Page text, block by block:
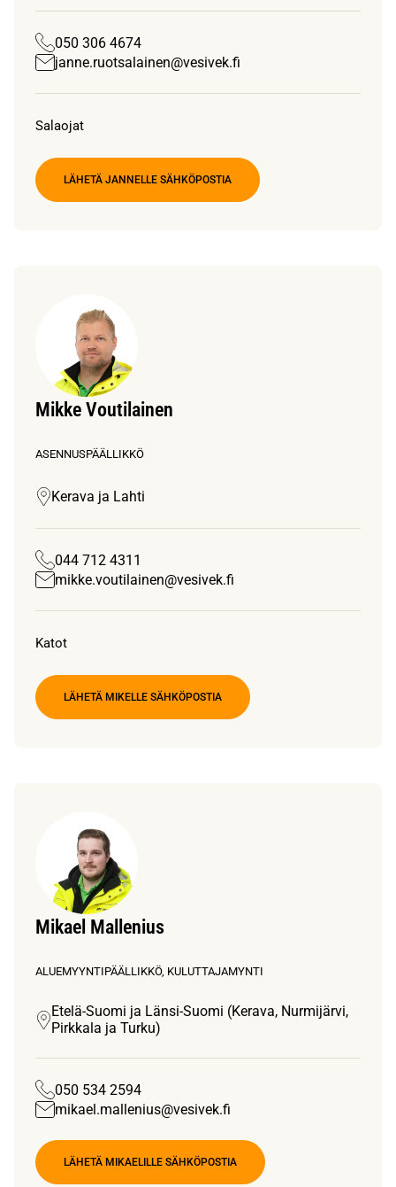
050 306 4674
janne.ruotsalainen@vesivek.fi
Salaojat
LÄHETÄ JANNELLE SÄHKÖPOSTIA
Mikke Voutilainen
ASENNUSPÄÄLLIKKÖ
Kerava ja Lahti
044 712 4311
mikke.voutilainen@vesivek.fi
Katot
LÄHETÄ MIKELLE SÄHKÖPOSTIA
Mikael Mallenius
ALUEMYYNTIPÄÄLLIKKÖ, KULUTTAJAMYNTI
Etelä-Suomi ja Länsi-Suomi (Kerava, Nurmijärvi,
Pirkkala ja Turku)
050 534 2594
mikael.mallenius@vesivek.fi
LÄHETÄ MIKAELILLE SÄHKÖPOSTIA